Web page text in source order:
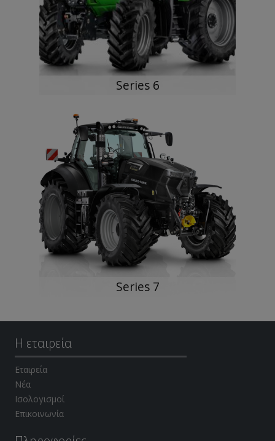
Series 6
Series 7
Η εταιρεία
Εταιρεία
Νέα
Ισολογισμοί
Επικοινωνία